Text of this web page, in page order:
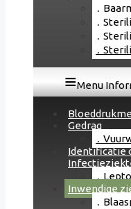
Menu
Gedrag
Identificatie
Inwendige